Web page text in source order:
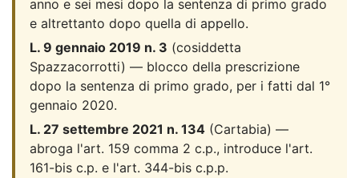
anno e sei mesi dopo la sentenza di primo grado
e altrettanto dopo quella di appello.
L. 9 gennaio 2019 n. 3 (cosiddetta
Spazzacorrotti) — blocco della prescrizione
dopo la sentenza di primo grado, per i fatti dal 1°
gennaio 2020.
L. 27 settembre 2021 n. 134 (Cartabia) —
abroga l'art. 159 comma 2 c.p., introduce l'art.
161-bis c.p. e l'art. 344-bis c.p.p.